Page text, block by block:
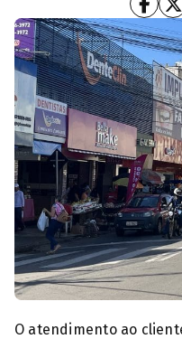
Lojas do Centro
O atendimento ao